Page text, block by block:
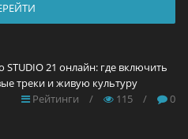
21 онлайн: где включить
треки и живую культуру
Рейтинги
/ 115 / 0